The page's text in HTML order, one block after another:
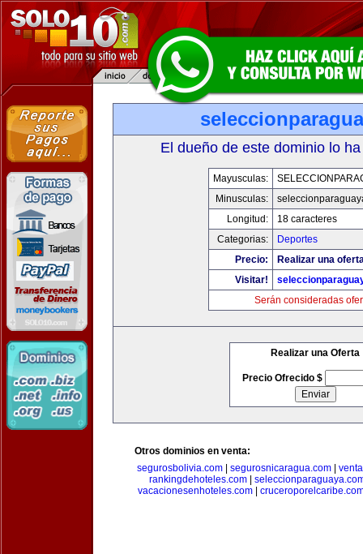
El dueño de este dominio lo
Mayusculas:
Minusculas:
Longitud:
18 caracteres
Categorias:
Deportes
Precio:
Realizar una
Visitar!
Serán consideradas
Realizar una Oferta
Precio Ofrecido $
Otros dominios en venta:
segurosbolivia.com| segurosnicaragua.com|
rankingdehoteles.com|
vacacionesenhoteles.com